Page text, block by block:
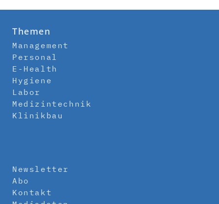
Themen
Management
Personal
E-Health
Hygiene
Labor
Medizintechnik
Klinikbau
Newsletter
Abo
Kontakt